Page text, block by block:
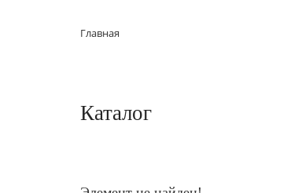
Главная
Каталог